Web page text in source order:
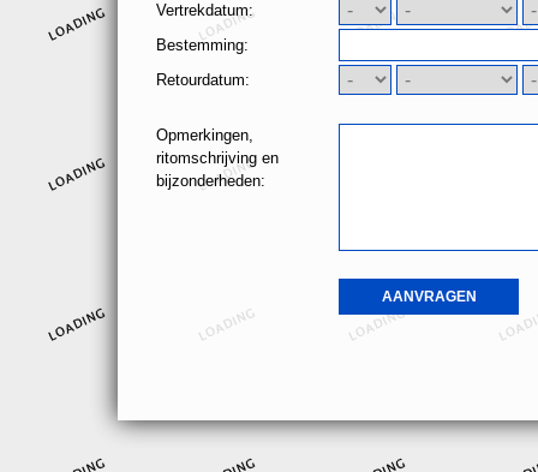
Vertrekdatum:
Bestemming:
Retourdatum:
Opmerkingen,
ritomschrijving en
bijzonderheden: